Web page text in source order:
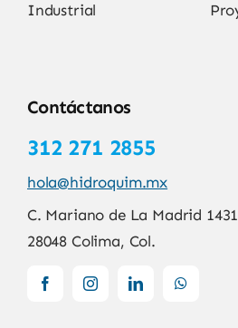
Industrial
Contáctanos
312 271 2855
hola@hidroquim.mx
C. Mariano de La Madrid
28048 Colima, Col.